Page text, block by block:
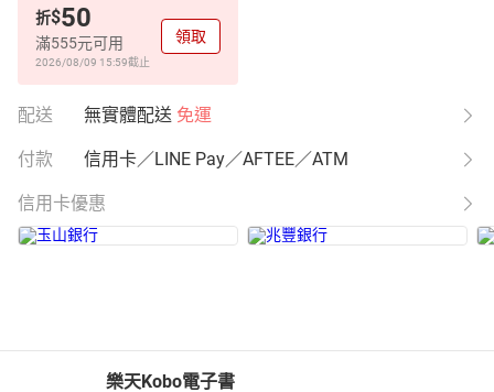
折$50
滿555元可用
2026/08/09 15:59截止
領取
配送 無實體配送 免運
付款 信用卡／LINE Pay／AFTEE／ATM
信用卡優惠
樂天Kobo電子書